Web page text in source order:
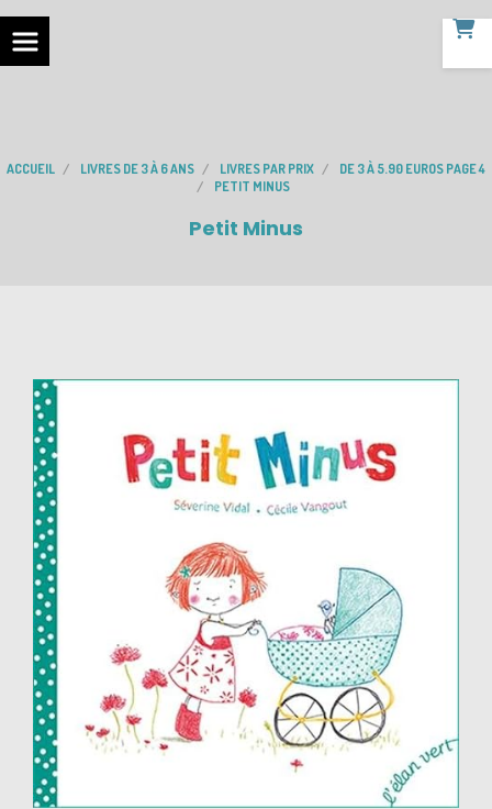
ACCUEIL LIVRES DE 3 À 6 ANS LIVRES PAR PRIX
DE 3 À 5.90 EUROS PAGE 4
PETIT MINUS
Petit Minus